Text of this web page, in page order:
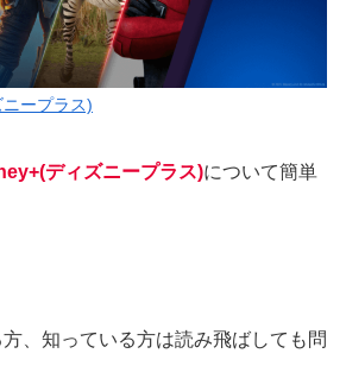
ープラス)
ディズニープラス)について簡単
、知っている方は読み飛ばしても問